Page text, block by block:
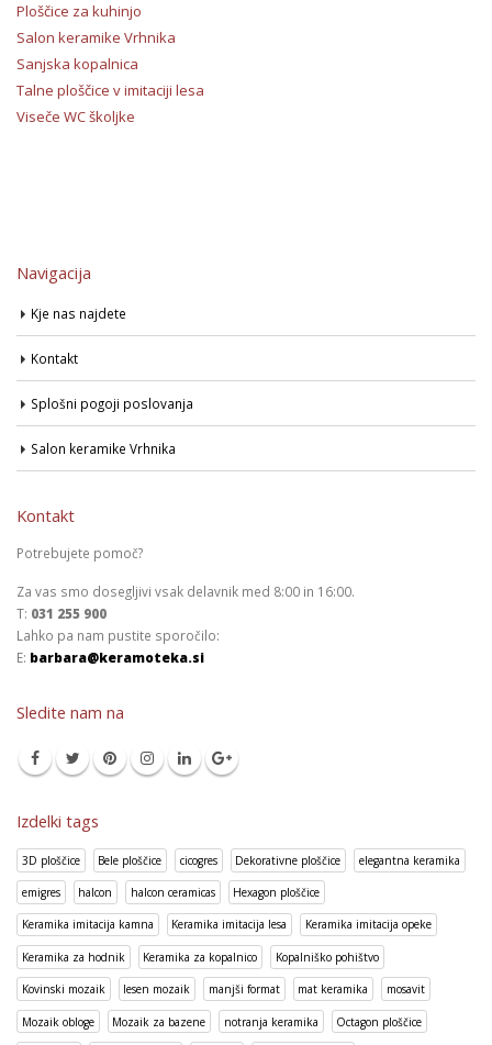
Ploščice za kuhinjo
Salon keramike Vrhnika
Sanjska kopalnica
Talne ploščice v imitaciji lesa
Viseče WC školjke
Navigacija
Kje nas najdete
Kontakt
Splošni pogoji poslovanja
Salon keramike Vrhnika
Kontakt
Potrebujete pomoč?
Za vas smo dosegljivi vsak delavnik med 8:00 in 16:00.
T: 031 255 900
Lahko pa nam pustite sporočilo:
E: barbara@keramoteka.si
Sledite nam na
Izdelki tags
3D ploščice Bele ploščice cicogres Dekorativne ploščice elegantna keramika
emigres halcon halcon ceramicas Hexagon ploščice
Keramika imitacija kamna Keramika imitacija lesa Keramika imitacija opeke
Keramika za hodnik Keramika za kopalnico Kopalniško pohištvo
Kovinski mozaik lesen mozaik manjši format mat keramika mosavit
Mozaik obloge Mozaik za bazene notranja keramika Octagon ploščice